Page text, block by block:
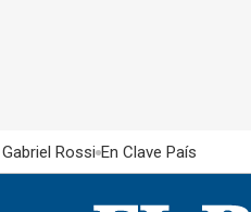
Rossi En Clave País